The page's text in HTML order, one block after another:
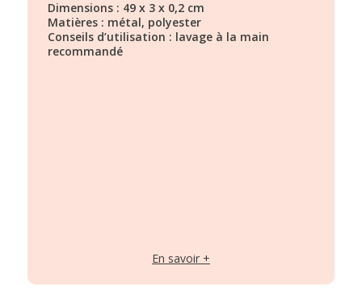
Dimensions : 49 x 3 x 0,2 cm
Matières : métal, polyester
Conseils d’utilisation : lavage à la main
recommandé
En savoir +